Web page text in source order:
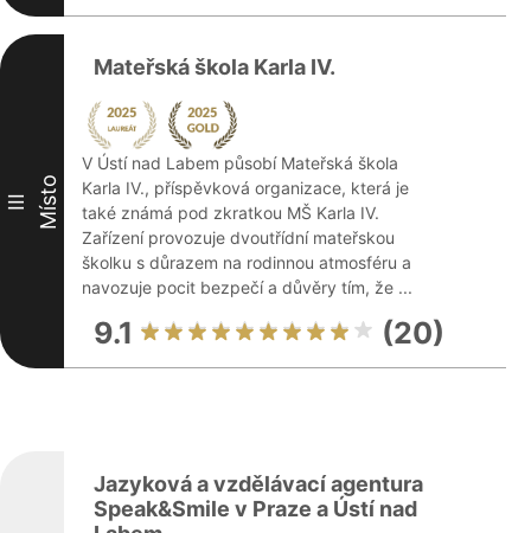
III Místo
Mateřská škola Karla IV.
V Ústí nad Labem působí Mateřská škola
Karla IV., příspěvková organizace, která je
také známá pod zkratkou MŠ Karla IV.
Zařízení provozuje dvoutřídní mateřskou
školku s důrazem na rodinnou atmosféru a
navozuje pocit bezpečí a důvěry tím, že ...
9.1 (20)
Jazyková a vzdělávací agentura
Speak&Smile v Praze a Ústí nad